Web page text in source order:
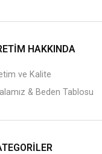
HAKKINDA
ve Kalite
& Beden Tablosu